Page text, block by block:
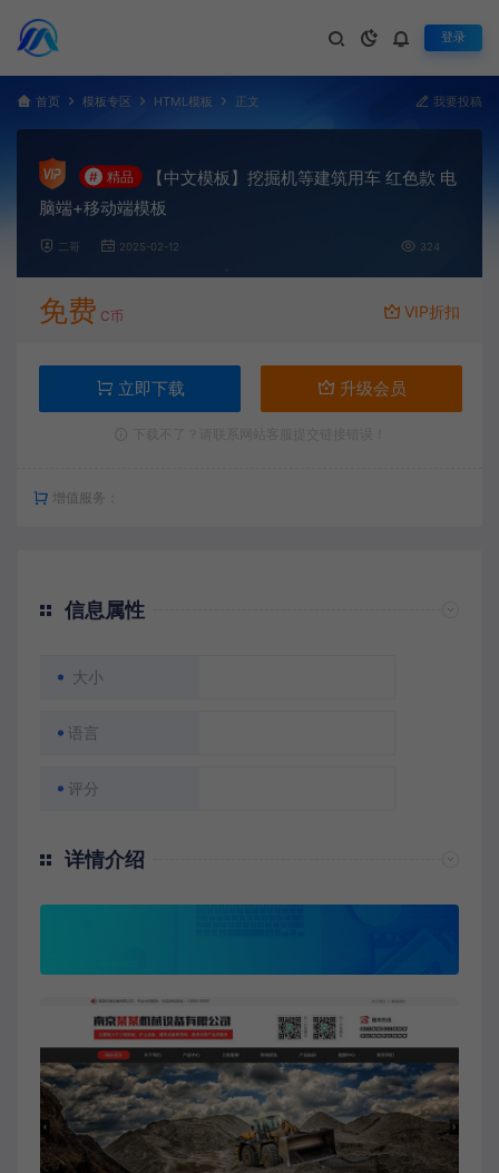
登录
首页 模板专区 HTML模板 正文 我要投稿
# 精品
【中文模板】挖掘机等建筑用车 红色款 电
脑端+移动端模板
二哥 2025-02-12 324
免费 C币 VIP折扣
立即下载 升级会员
增值服务：
信息属性
大小
语言
评分
详情介绍